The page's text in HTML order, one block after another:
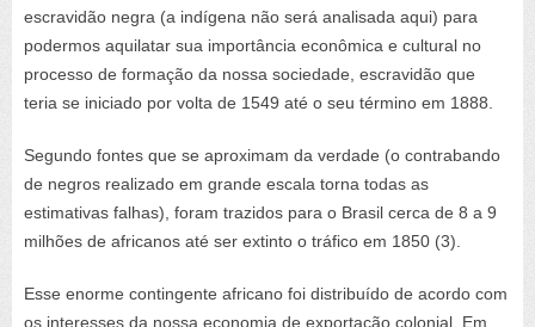
escravidão negra (a indígena não será analisada aqui) para
podermos aquilatar sua importância econômica e cultural no
processo de formação da nossa sociedade, escravidão que
teria se iniciado por volta de 1549 até o seu término em 1888.
Segundo fontes que se aproximam da verdade (o contrabando
de negros realizado em grande escala torna todas as
estimativas falhas), foram trazidos para o Brasil cerca de 8 a 9
milhões de africanos até ser extinto o tráfico em 1850 (3).
Esse enorme contingente africano foi distribuído de acordo com
os interesses da nossa economia de exportação colonial. Em